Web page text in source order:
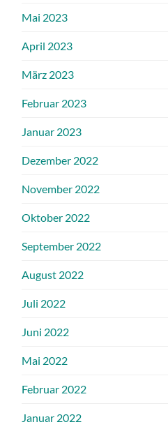
Mai 2023
April 2023
März 2023
Februar 2023
Januar 2023
Dezember 2022
November 2022
Oktober 2022
September 2022
August 2022
Juli 2022
Juni 2022
Mai 2022
Februar 2022
Januar 2022